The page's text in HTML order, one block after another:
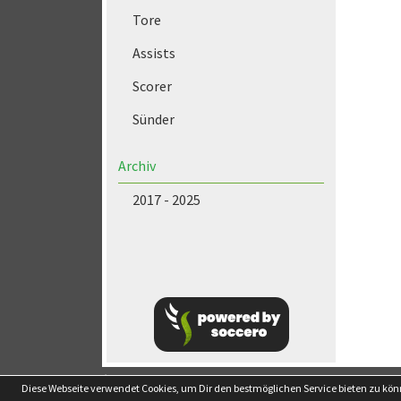
Tore
Assists
Scorer
Sünder
Archiv
2017 - 2025
soccero.de
Diese Webseite verwendet Cookies, um Dir den bestmöglichen Service bieten zu